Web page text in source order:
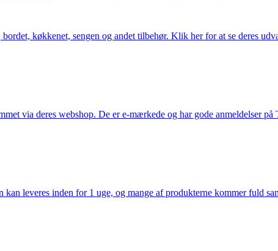
køkkenet, sengen og andet tilbehør. Klik her for at se deres
via deres webshop. De er e-mærkede og har gode anmeldelser på
leveres inden for 1 uge, og mange af produkterne kommer fuld